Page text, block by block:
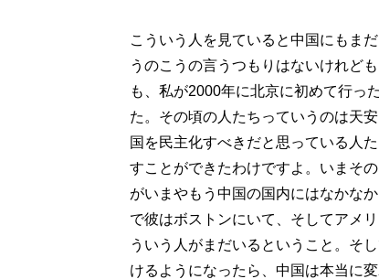
こういう人を見ていると中国にもま
うのこうの言うつもりはないけれど
も、私が2000年に北京に初めて行っ
た。その頃の人たちっていうのは天
国を民主化すべきだと思っている人
すことができたわけですよ。いまそ
がいまやもう中国の国内にはなかな
で彼はボストンにいて、そしてアメ
ういう人がまだいるということ。そ
けるようになったら、中国は本当に